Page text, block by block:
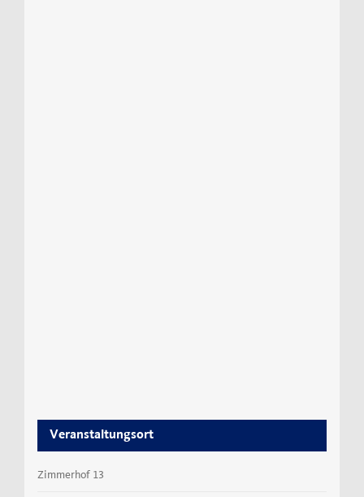
Veranstaltungsort
Zimmerhof 13